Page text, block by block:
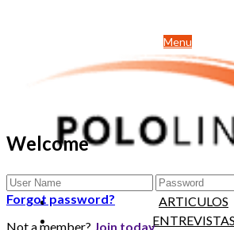
Menu
NOTICIAS
ARTICULOS
ENTREVISTAS
Welcome
Forgot password?
Not a member? Join today